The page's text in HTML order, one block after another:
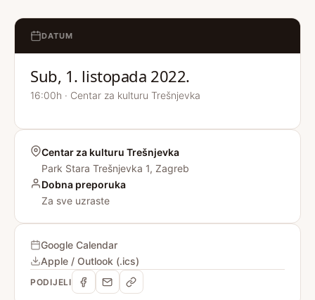
DATUM
Sub, 1. listopada 2022.
16:00h · Centar za kulturu Trešnjevka
Centar za kulturu Trešnjevka
Park Stara Trešnjevka 1, Zagreb
Dobna preporuka
Za sve uzraste
Google Calendar
Apple / Outlook (.ics)
PODIJELI